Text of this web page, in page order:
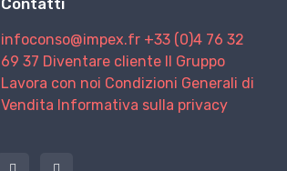
infoconso@impex.fr +33 (0)4 76 32
69 37 Diventare cliente Il Gruppo
Lavora con noi Condizioni Generali di
Vendita Informativa sulla privacy